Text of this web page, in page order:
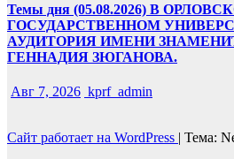
Темы дня (05.08.2026) В
ГОСУДАРСТВЕННОМ
АУДИТОРИЯ ИМЕНИ
ГЕННАДИЯ ЗЮГАНОВА.
Авг 7, 2026 kprf_admin
Сайт работает на WordPress | Тема: